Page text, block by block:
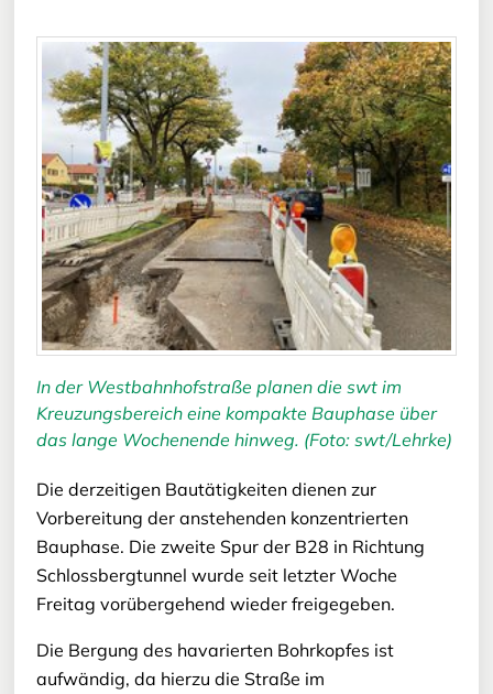
In der Westbahnhofstraße planen die swt im
Kreuzungsbereich eine kompakte Bauphase über
das lange Wochenende hinweg. (Foto: swt/Lehrke)
Die derzeitigen Bautätigkeiten dienen zur
Vorbereitung der anstehenden konzentrierten
Bauphase. Die zweite Spur der B28 in Richtung
Schlossbergtunnel wurde seit letzter Woche
Freitag vorübergehend wieder freigegeben.
Die Bergung des havarierten Bohrkopfes ist
aufwändig, da hierzu die Straße im